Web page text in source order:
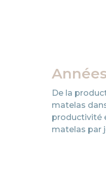
De la
matelas
productivité
matelas par